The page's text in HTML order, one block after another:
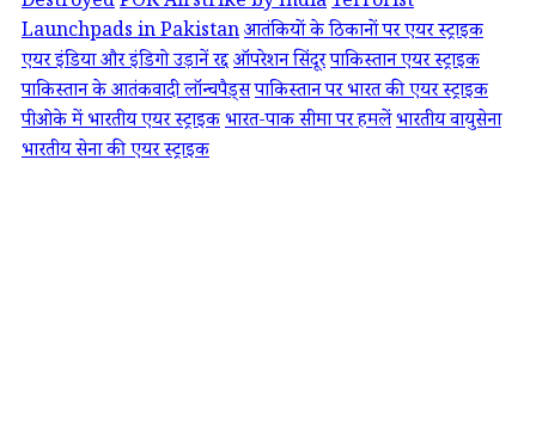
Launchpads in Pakistanआतंकियों के ठिकानों पर एयर स्ट्राइक
एयर इंडिया और इंडिगो उड़ानें रद्दऑपरेशन सिंदूरपाकिस्तान एयर स्ट्राइक
पाकिस्तान के आतंकवादी लॉन्चपैड्सपाकिस्तान पर भारत की एयर स्ट्राइक
पीओके में भारतीय एयर स्ट्राइकभारत-पाक सीमा पर हमलेंभारतीय वायुसेना
भारतीय सेना की एयर स्ट्राइक